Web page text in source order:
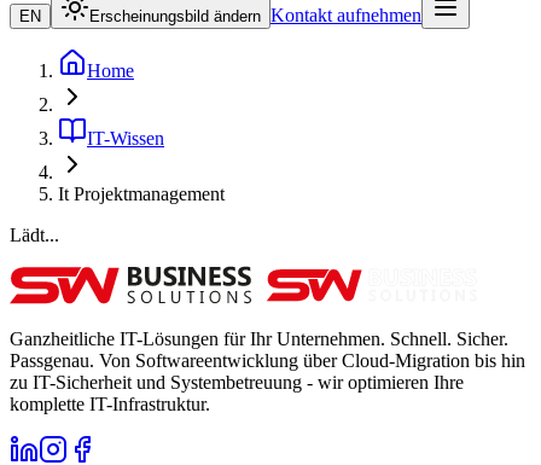
EN Erscheinungsbild ändern Kontakt aufnehmen
Home
IT-Wissen
It Projektmanagement
Lädt...
Ganzheitliche IT-Lösungen für Ihr Unternehmen. Schnell. Sicher.
Passgenau. Von Softwareentwicklung über Cloud-Migration bis hin
zu IT-Sicherheit und Systembetreuung - wir optimieren Ihre
komplette IT-Infrastruktur.